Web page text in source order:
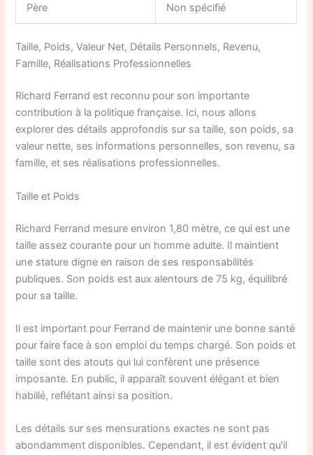
Père Non spécifié
Taille, Poids, Valeur Net, Détails Personnels, Revenu,
Famille, Réalisations Professionnelles
Richard Ferrand est reconnu pour son importante
contribution à la politique française. Ici, nous allons
explorer des détails approfondis sur sa taille, son poids, sa
valeur nette, ses informations personnelles, son revenu, sa
famille, et ses réalisations professionnelles.
Taille et Poids
Richard Ferrand mesure environ 1,80 mètre, ce qui est une
taille assez courante pour un homme adulte. Il maintient
une stature digne en raison de ses responsabilités
publiques. Son poids est aux alentours de 75 kg, équilibré
pour sa taille.
Il est important pour Ferrand de maintenir une bonne santé
pour faire face à son emploi du temps chargé. Son poids et
taille sont des atouts qui lui confèrent une présence
imposante. En public, il apparaît souvent élégant et bien
habillé, reflétant ainsi sa position.
Les détails sur ses mensurations exactes ne sont pas
abondamment disponibles. Cependant, il est évident qu’il